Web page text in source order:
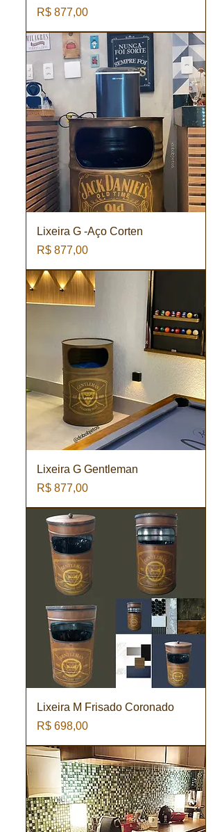
Preço
R$ 877,00
Lixeira G -Aço Corten
Preço
R$ 877,00
Lixeira G Gentleman
Preço
R$ 877,00
Lixeira M Frisado Coronado
Preço
R$ 698,00